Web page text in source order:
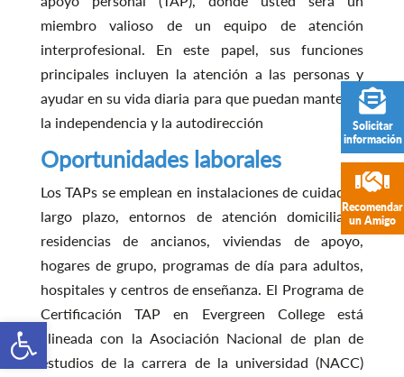
Open toolbar
miembro valioso de un equipo de atención
interprofesional. En este papel, sus funciones
principales incluyen la atención a las personas y
ayudar en su vida diaria para que puedan mantener
la independencia y la autodirección
Oportunidades laborales
Los TAPs se emplean en instalaciones de cuidado a
largo plazo, entornos de atención domiciliaria,
residencias de ancianos, viviendas de apoyo,
hogares de grupo, programas de día para adultos,
hospitales y centros de enseñanza. El Programa de
Certificación TAP en Evergreen College está
alineada con la Asociación Nacional de plan de
estudios de la carrera de la universidad (NACC)
Solicitar
información
Recomendar
un Amigo